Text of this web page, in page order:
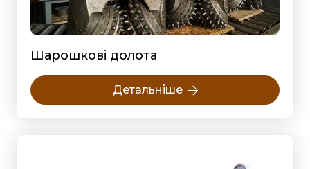
Шарошкові долота
Детальніше